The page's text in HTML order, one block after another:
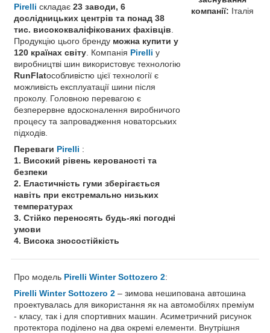
Pirelli складає 23 заводи, 6
дослідницьких центрів та понад 38
тис. висококваліфікованих фахівців
Продукцію цього бренду можна купити у
120 країнах світу . Компанія Pirelli у
виробництві шин використовує технологію
RunFlatособливістю цієї технології є
можливість експлуатації шини після
проколу. Головною перевагою є
безперервне вдосконалення виробничого
процесу та запровадження новаторських
підходів.
Переваги Pirelli :
1. Високий рівень керованості та
безпеки
2. Еластичність гуми зберігається
навіть при екстремально низьких
температурах
3. Стійко переносять будь-які погодні
умови
4. Висока зносостійкість
компанії: Італія
Про модель Pirelli Winter Sottozero 2:
Pirelli Winter Sottozero 2 – зимова нешипована автошина
проектувалась для використання як на автомобілях преміум
- класу, так і для спортивних машин. Асиметричний рисунок
протектора поділено на два окремі елементи. Внутрішня